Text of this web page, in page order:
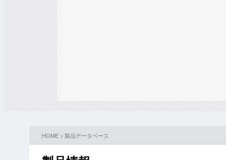
HOME > 製品データベース